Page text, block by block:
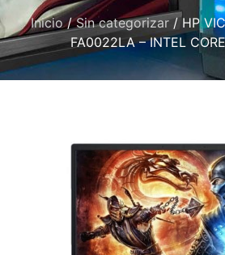
Inicio/Sin categorizar/ HP
FA0022LA – INTEL